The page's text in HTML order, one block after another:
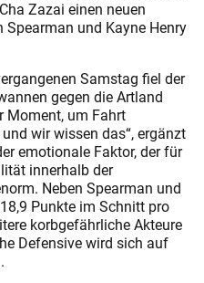
Zazai einen neuen
und Kayne Henry
Samstag fiel der
gegen die Artland
Moment, um Fahrt
wir wissen das“, ergänzt
emotionale Faktor, der für
innerhalb der
Neben Spearman und
Punkte im Schnitt pro
korbgefährliche Akteure
Defensive wird sich auf